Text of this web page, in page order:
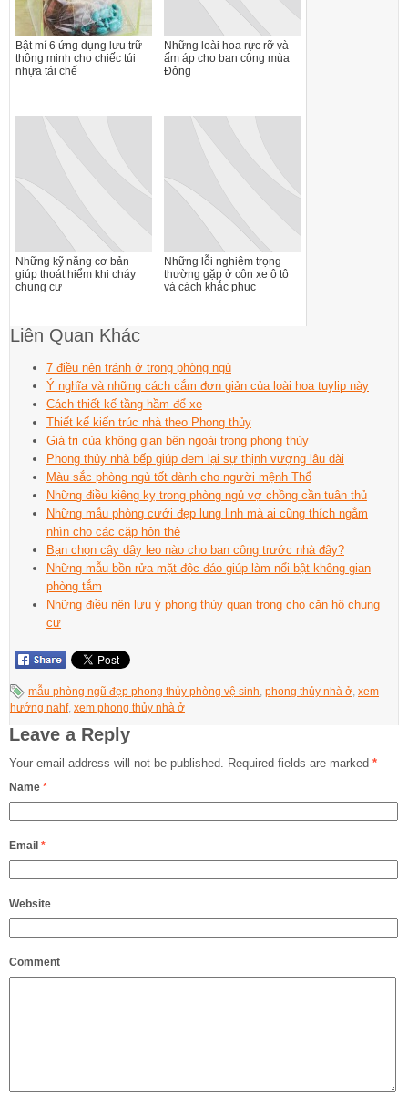
Bật mí 6 ứng dụng lưu trữ
thông minh cho chiếc túi
nhựa tái chế
Những loài hoa rực rỡ và
ấm áp cho ban công mùa
Đông
Những kỹ năng cơ bản
giúp thoát hiểm khi cháy
chung cư
Những lỗi nghiêm trọng
thường gặp ở côn xe ô tô
và cách khắc phục
Liên Quan Khác
7 điều nên tránh ở trong phòng ngủ
Ý nghĩa và những cách cắm đơn giản của loài hoa tuylip này
Cách thiết kế tầng hầm để xe
Thiết kế kiến trúc nhà theo Phong thủy
Giá trị của không gian bên ngoài trong phong thủy
Phong thủy nhà bếp giúp đem lại sự thịnh vượng lâu dài
Màu sắc phòng ngủ tốt dành cho người mệnh Thổ
Những điều kiêng kỵ trong phòng ngủ vợ chồng cần tuân thủ
Những mẫu phòng cưới đẹp lung linh mà ai cũng thích ngắm
nhìn cho các cặp hôn thê
Bạn chọn cây dây leo nào cho ban công trước nhà đây?
Những mẫu bồn rửa mặt độc đáo giúp làm nổi bật không gian
phòng tắm
Những điều nên lưu ý phong thủy quan trọng cho căn hộ chung
cư
mẫu phòng ngũ đẹp phong thủy phòng vệ sinh, phong thủy nhà ở, xem
hướng nahf, xem phong thủy nhà ở
Leave a Reply
Your email address will not be published. Required fields are marked *
Name *
Email *
Website
Comment